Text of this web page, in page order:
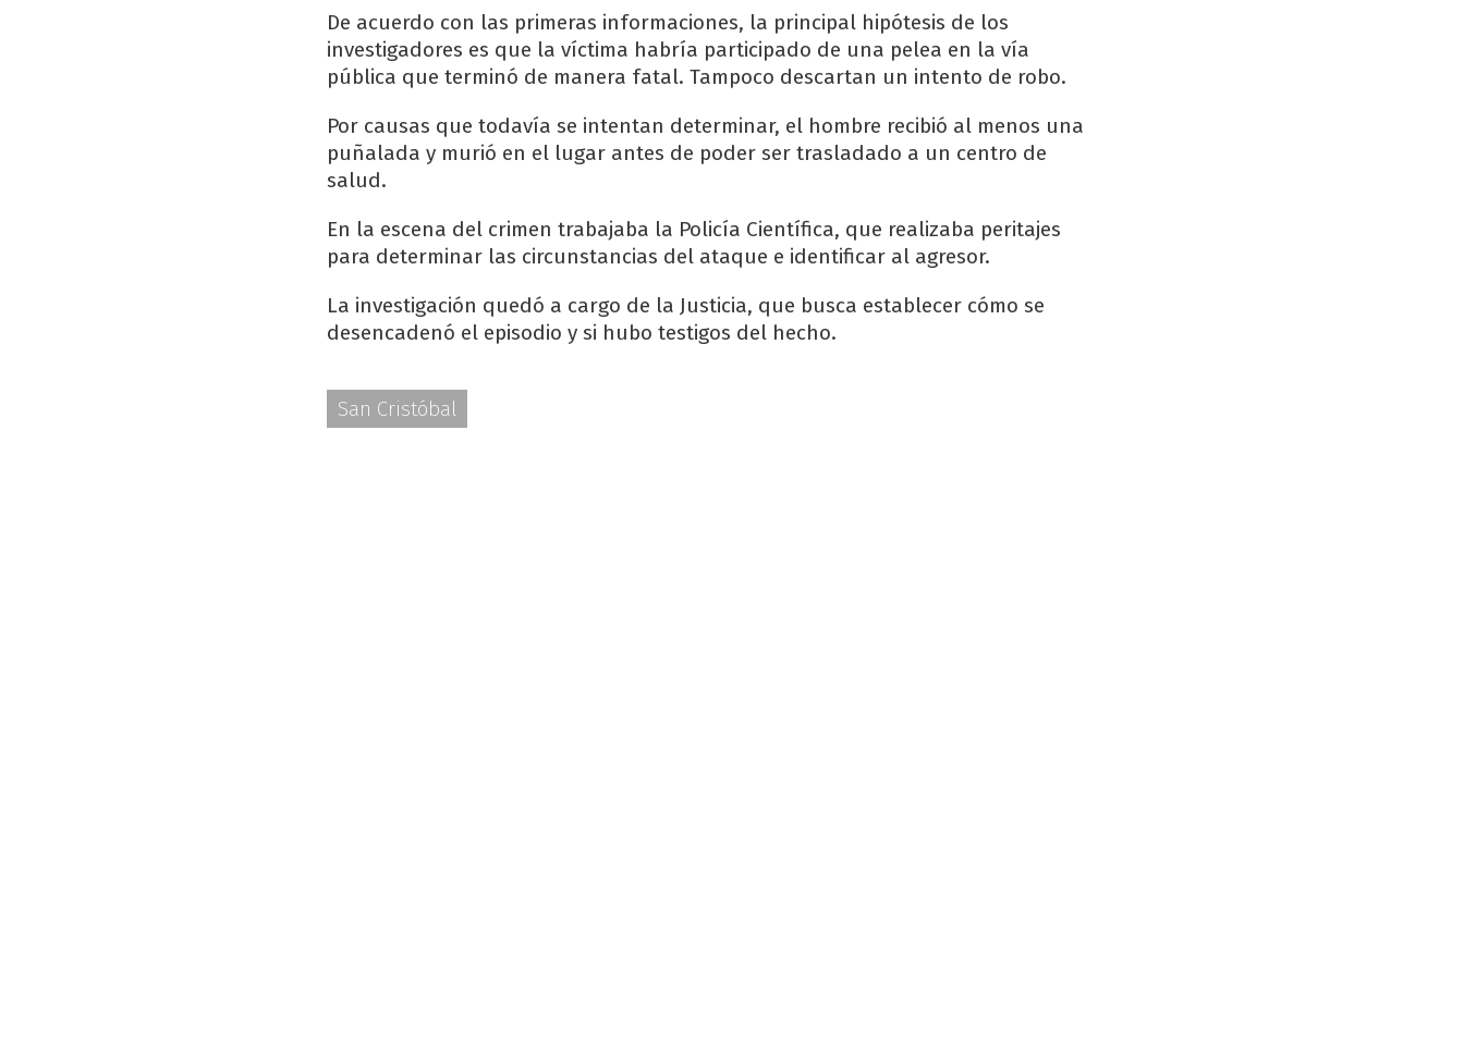
De acuerdo con las primeras informaciones, la principal hipótesis de los
investigadores es que la víctima habría participado de una pelea en la vía
pública que terminó de manera fatal. Tampoco descartan un intento de robo.
Por causas que todavía se intentan determinar, el hombre recibió al menos una
puñalada y murió en el lugar antes de poder ser trasladado a un centro de
salud.
En la escena del crimen trabajaba la Policía Científica, que realizaba peritajes
para determinar las circunstancias del ataque e identificar al agresor.
La investigación quedó a cargo de la Justicia, que busca establecer cómo se
desencadenó el episodio y si hubo testigos del hecho.
San Cristóbal